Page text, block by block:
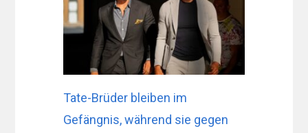
Tate-Brüder bleiben im
Gefängnis, während sie gegen